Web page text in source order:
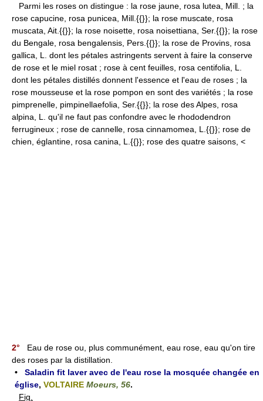
Parmi les roses on distingue : la rose jaune, rosa lutea, Mill. ; la
rose capucine, rosa punicea, Mill.{{}}; la rose muscate, rosa
muscata, Ait.{{}}; la rose noisette, rosa noisettiana, Ser.{{}}; la rose
du Bengale, rosa bengalensis, Pers.{{}}; la rose de Provins, rosa
gallica, L. dont les pétales astringents servent à faire la conserve
de rose et le miel rosat ; rose à cent feuilles, rosa centifolia, L.
dont les pétales distillés donnent l'essence et l'eau de roses ; la
rose mousseuse et la rose pompon en sont des variétés ; la rose
pimprenelle, pimpinellaefolia, Ser.{{}}; la rose des Alpes, rosa
alpina, L. qu'il ne faut pas confondre avec le rhododendron
ferrugineux ; rose de cannelle, rosa cinnamomea, L.{{}}; rose de
chien, églantine, rosa canina, L.{{}}; rose des quatre saisons, <
2° Eau de rose ou, plus communément, eau rose, eau qu'on tire
des roses par la distillation.
• Saladin fit laver avec de l'eau rose la mosquée changée en
église, VOLTAIRE Moeurs, 56.
Fig.